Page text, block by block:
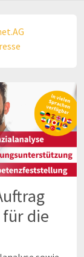
die